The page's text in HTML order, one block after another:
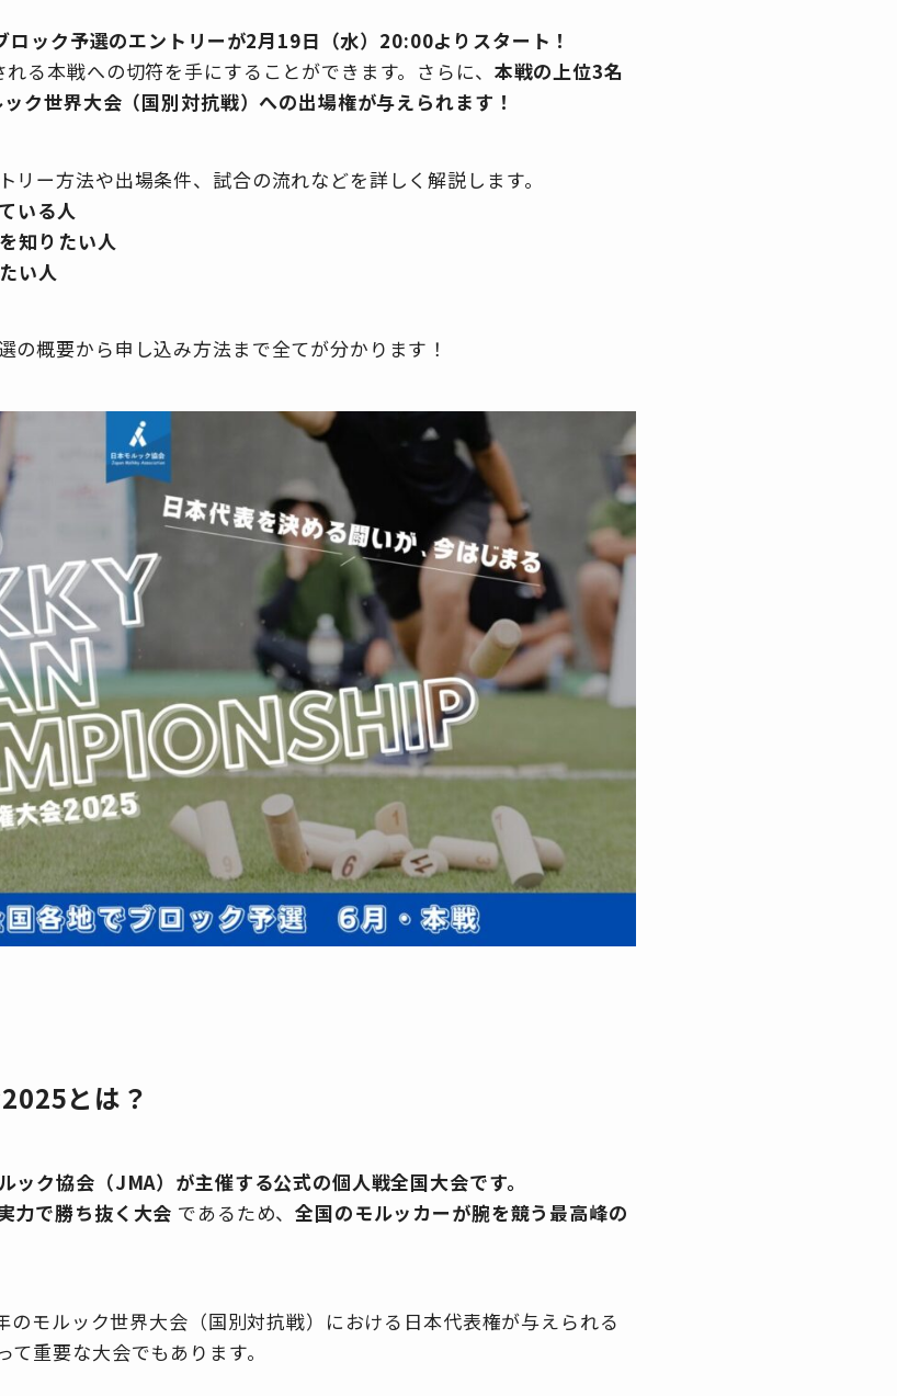
ック予選のエントリーが2月19日（水）20:00よりスタート！
る本戦への切符を手にすることができます。さらに、 本戦の上位3名
ク世界大会（国別対抗戦）への出場権が与えられます！
ー方法や出場条件、試合の流れなどを詳しく解説します。
いる人
知りたい人
い人
の概要から申し込み方法まで全てが分かります！
とは？
ック協会（JMA）が主催する公式の個人戦全国大会です。
力で勝ち抜く大会 であるため、全国のモルッカーが腕を競う最高峰の
のモルック世界大会（国別対抗戦）における日本代表権が与えられる
重要な大会でもあります。